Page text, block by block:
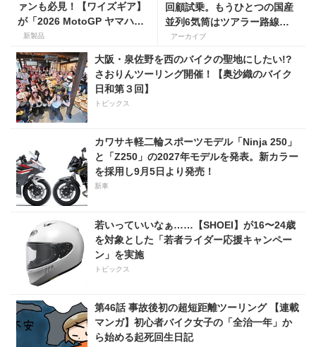
ァンも必見！【ワイズギア】
が「2026 MotoGP ヤマハオ
フィシャルアパレル」を数量
限定でリリース
新製品
回顧試乗。もうひとつの国産
並列6気筒はツアラー路線で
生き残った
アーカイブ
大阪・泉佐野を西のバイクの聖地にしたい!?
さおりんツーリング開催！【奥沙織のバイク
日和第３回】
トピックス
カワサキ軽二輪スポーツモデル「Ninja 250」
と「Z250」の2027年モデルを発表。新カラー
を採用し9月5日より発売！
新車
若いっていいなぁ……【SHOEI】が16〜24歳
を対象とした「若者ライダー応援キャンペー
ン」を実施
トピックス
第46話 事故後初の超短距離ツーリング 【連載
マンガ】初心者バイク女子の「全治一年」か
ら始める起死回生日記